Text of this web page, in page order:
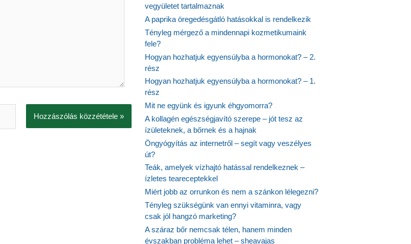
vegyületet tartalmaznak
A paprika öregedésgátló hatásokkal is rendelkezik
Tényleg mérgező a mindennapi kozmetikumaink
fele?
Hogyan hozhatjuk egyensúlyba a hormonokat? – 2.
rész
Hogyan hozhatjuk egyensúlyba a hormonokat? – 1.
rész
Mit ne együnk és igyunk éhgyomorra?
A kollagén egészségjavító szerepe – jót tesz az
ízületeknek, a bőrnek és a hajnak
Öngyógyítás az internetről – segít vagy veszélyes
út?
Teák, amelyek vízhajtó hatással rendelkeznek –
ízletes teareceptekkel
Miért jobb az orrunkon és nem a szánkon lélegezni?
Tényleg szükségünk van ennyi vitaminra, vagy
csak jól hangzó marketing?
A száraz bőr nemcsak télen, hanem minden
évszakban probléma lehet – sheavajas